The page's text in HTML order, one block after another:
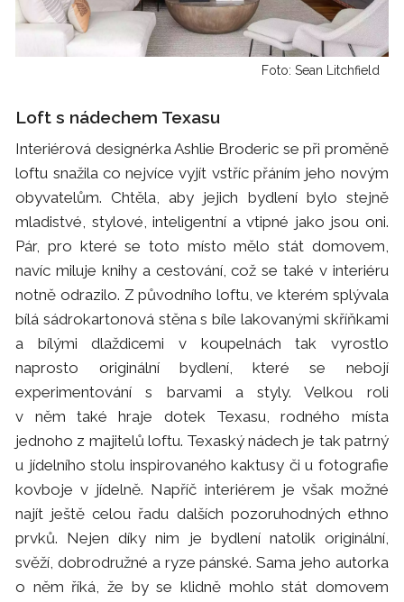
Foto: Sean Litchfield
Loft s nádechem Texasu
Interiérová designérka Ashlie Broderic se při proměně
loftu snažila co nejvíce vyjít vstříc přáním jeho novým
obyvatelům. Chtěla, aby jejich bydlení bylo stejně
mladistvé, stylové, inteligentní a vtipné jako jsou oni.
Pár, pro které se toto místo mělo stát domovem,
navíc miluje knihy a cestování, což se také v interiéru
notně odrazilo. Z původního loftu, ve kterém splývala
bílá sádrokartonová stěna s bíle lakovanými skříňkami
a bílými dlaždicemi v koupelnách tak vyrostlo
naprosto originální bydlení, které se nebojí
experimentování s barvami a styly. Velkou roli
v něm také hraje dotek Texasu, rodného místa
jednoho z majitelů loftu. Texaský nádech je tak patrný
u jídelního stolu inspirovaného kaktusy či u fotografie
kovboje v jídelně. Napříč interiérem je však možné
najít ještě celou řadu dalších pozoruhodných ethno
prvků. Nejen díky nim je bydlení natolik originální,
svěží, dobrodružné a ryze pánské. Sama jeho autorka
o něm říká, že by se klidně mohlo stát domovem